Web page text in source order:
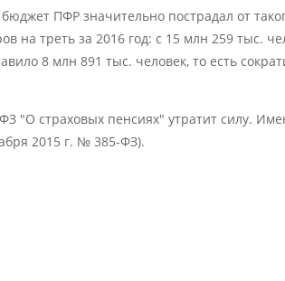
ПФР значительно пострадал от
треть за 2016 год: с 15 млн 259 тыс.
8 млн 891 тыс. человек, то есть
"О страховых пенсиях" утратит силу.
2015 г. № 385-ФЗ).